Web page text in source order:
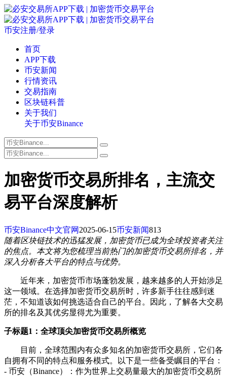
币安注册/登录
首页
APP下载
币安新闻
行情资讯
交易指南
区块链科普
关于我们
关于币安Binance
加密货币交易所排名，主流交
易平台深度解析
币安Binance中文官网 2025-06-15币安新闻813
随着区块链技术的迅猛发展，加密货币已成为全球投资者关注
的焦点。本文将为您梳理当前热门的加密货币交易所排名，并
深入分析各大平台的特点与优势。
近年来，加密货币市场蓬勃发展，越来越多的人开始涉足
这一领域。在选择加密货币交易所时，许多新手往往感到迷
茫，不知道该如何挑选适合自己的平台。因此，了解各大交易
所的排名及其优劣显得尤为重要。
子标题1：全球顶尖加密货币交易所概览
目前，全球范围内有众多知名的加密货币交易所，它们各
自拥有不同的特点和服务模式。以下是一些备受瞩目的平台：
- 币安（Binance）：作为世界上交易量最大的加密货币交易所